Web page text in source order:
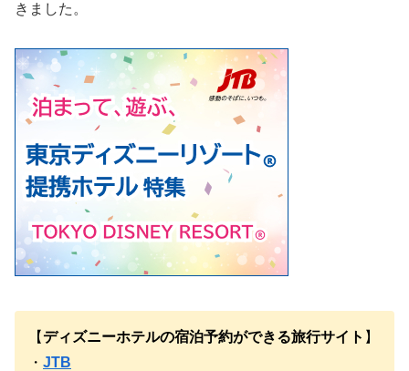
きました。
【ディズニーホテルの宿泊予約ができる旅行サイト 】
・ JTB